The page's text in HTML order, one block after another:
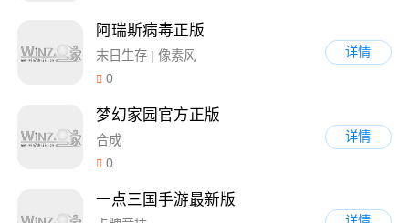
阿瑞斯病毒正版
末日生存 | 像素风
0
详情
梦幻家园官方正版
合成
0
详情
一点三国手游最新版